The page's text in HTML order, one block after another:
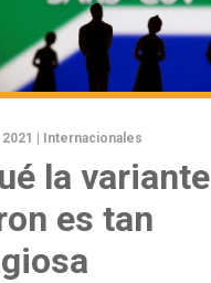
| Internacionales
la variante
es tan